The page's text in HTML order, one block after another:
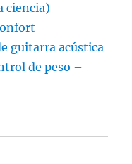
ciencia)
guitarra acústica
de peso –